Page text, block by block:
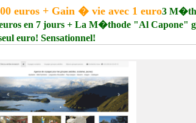
euros + Gain � vie avec 1 euro3
euros en 7 jours + La M�thode "Al Capone"
euro! Sensationnel!